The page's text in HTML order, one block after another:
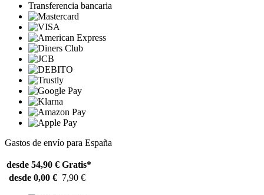
Transferencia bancaria
Gastos de envío para España
desde 54,90 € Gratis*
desde 0,00 € 7,90 €